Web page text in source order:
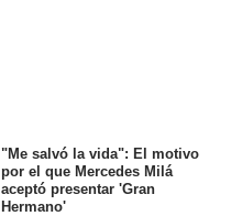
"Me salvó la vida": El motivo
por el que Mercedes Milá
aceptó presentar 'Gran
Hermano'